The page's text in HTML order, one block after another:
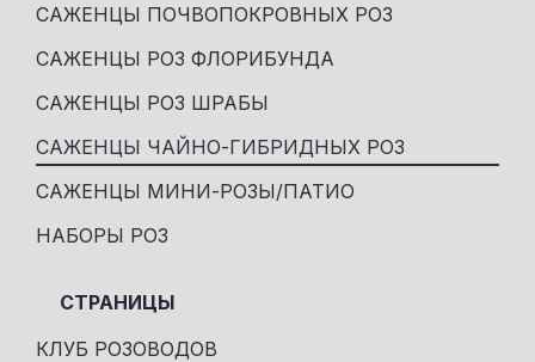
САЖЕНЦЫ ПОЧВОПОКРОВНЫХ РОЗ
САЖЕНЦЫ РОЗ ФЛОРИБУНДА
САЖЕНЦЫ РОЗ ШРАБЫ
САЖЕНЦЫ ЧАЙНО-ГИБРИДНЫХ РОЗ
САЖЕНЦЫ МИНИ-РОЗЫ/ПАТИО
НАБОРЫ РОЗ
СТРАНИЦЫ
КЛУБ РОЗОВОДОВ